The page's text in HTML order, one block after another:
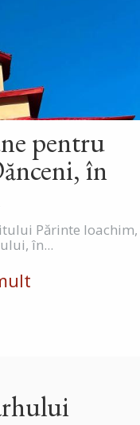
pentru
în
Părinte Ioachim,
în...